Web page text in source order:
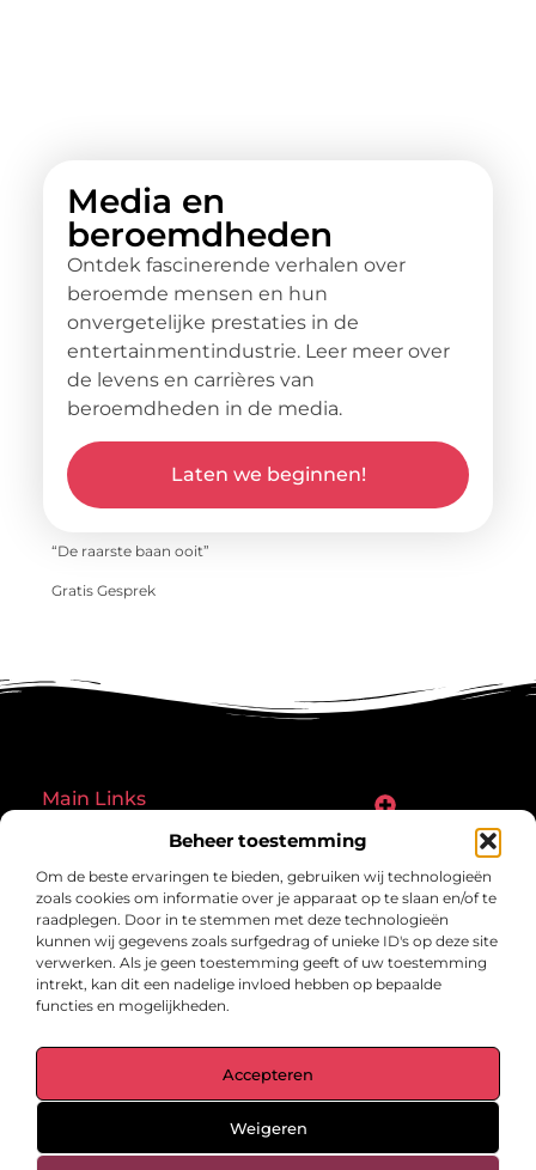
Beheer toestemming
Om de beste ervaringen te bieden, gebruiken wij technologieën
zoals cookies om informatie over je apparaat op te slaan en/of te
raadplegen. Door in te stemmen met deze technologieën
kunnen wij gegevens zoals surfgedrag of unieke ID's op deze site
verwerken. Als je geen toestemming geeft of uw toestemming
intrekt, kan dit een nadelige invloed hebben op bepaalde
functies en mogelijkheden.
Accepteren
Weigeren
Media en
beroemdheden
Ontdek fascinerende verhalen over
beroemde mensen en hun
onvergetelijke prestaties in de
entertainmentindustrie. Leer meer over
de levens en carrières van
beroemdheden in de media.
Laten we beginnen!
“De raarste baan ooit”
Gratis Gesprek
Main Links
inspirerende verhalen.
Ontdek blogs en artikelen over alles wat het dagelijks leven boeiend
maakt.
@2025 All Right Reserved. Design bywww.gegrond.nl.